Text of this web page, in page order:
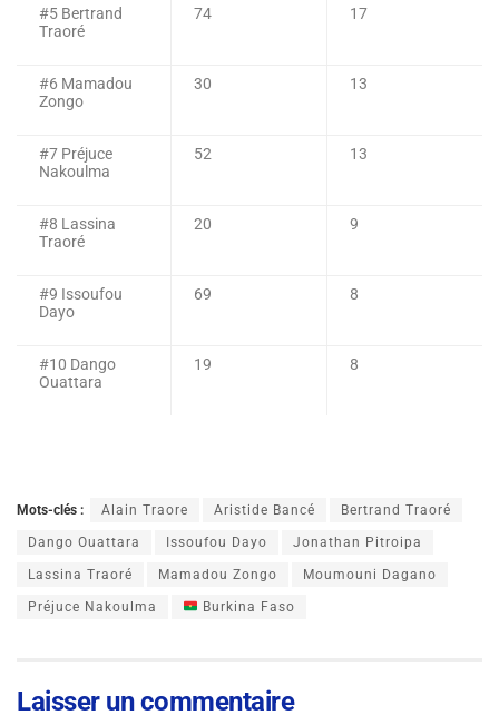
#5 Bertrand
Traoré
74 17
#6 Mamadou
Zongo
30 13
#7 Préjuce
Nakoulma
52 13
#8 Lassina
Traoré
20 9
#9 Issoufou
Dayo
69 8
#10 Dango
Ouattara
19 8
Mots-clés : Alain Traore Aristide Bancé Bertrand Traoré
Dango Ouattara Issoufou Dayo Jonathan Pitroipa
Lassina Traoré Mamadou Zongo Moumouni Dagano
Préjuce Nakoulma Burkina Faso
Laisser un commentaire